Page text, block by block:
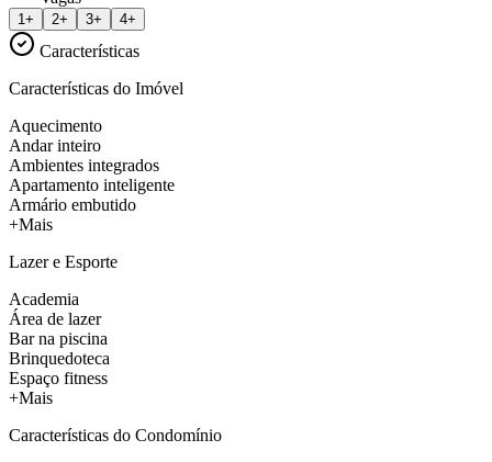
1+ 2+ 3+ 4+
Características
Características do Imóvel
Aquecimento
Andar inteiro
Ambientes integrados
Apartamento inteligente
Armário embutido
+Mais
Lazer e Esporte
Academia
Área de lazer
Bar na piscina
Brinquedoteca
Espaço fitness
+Mais
Características do Condomínio